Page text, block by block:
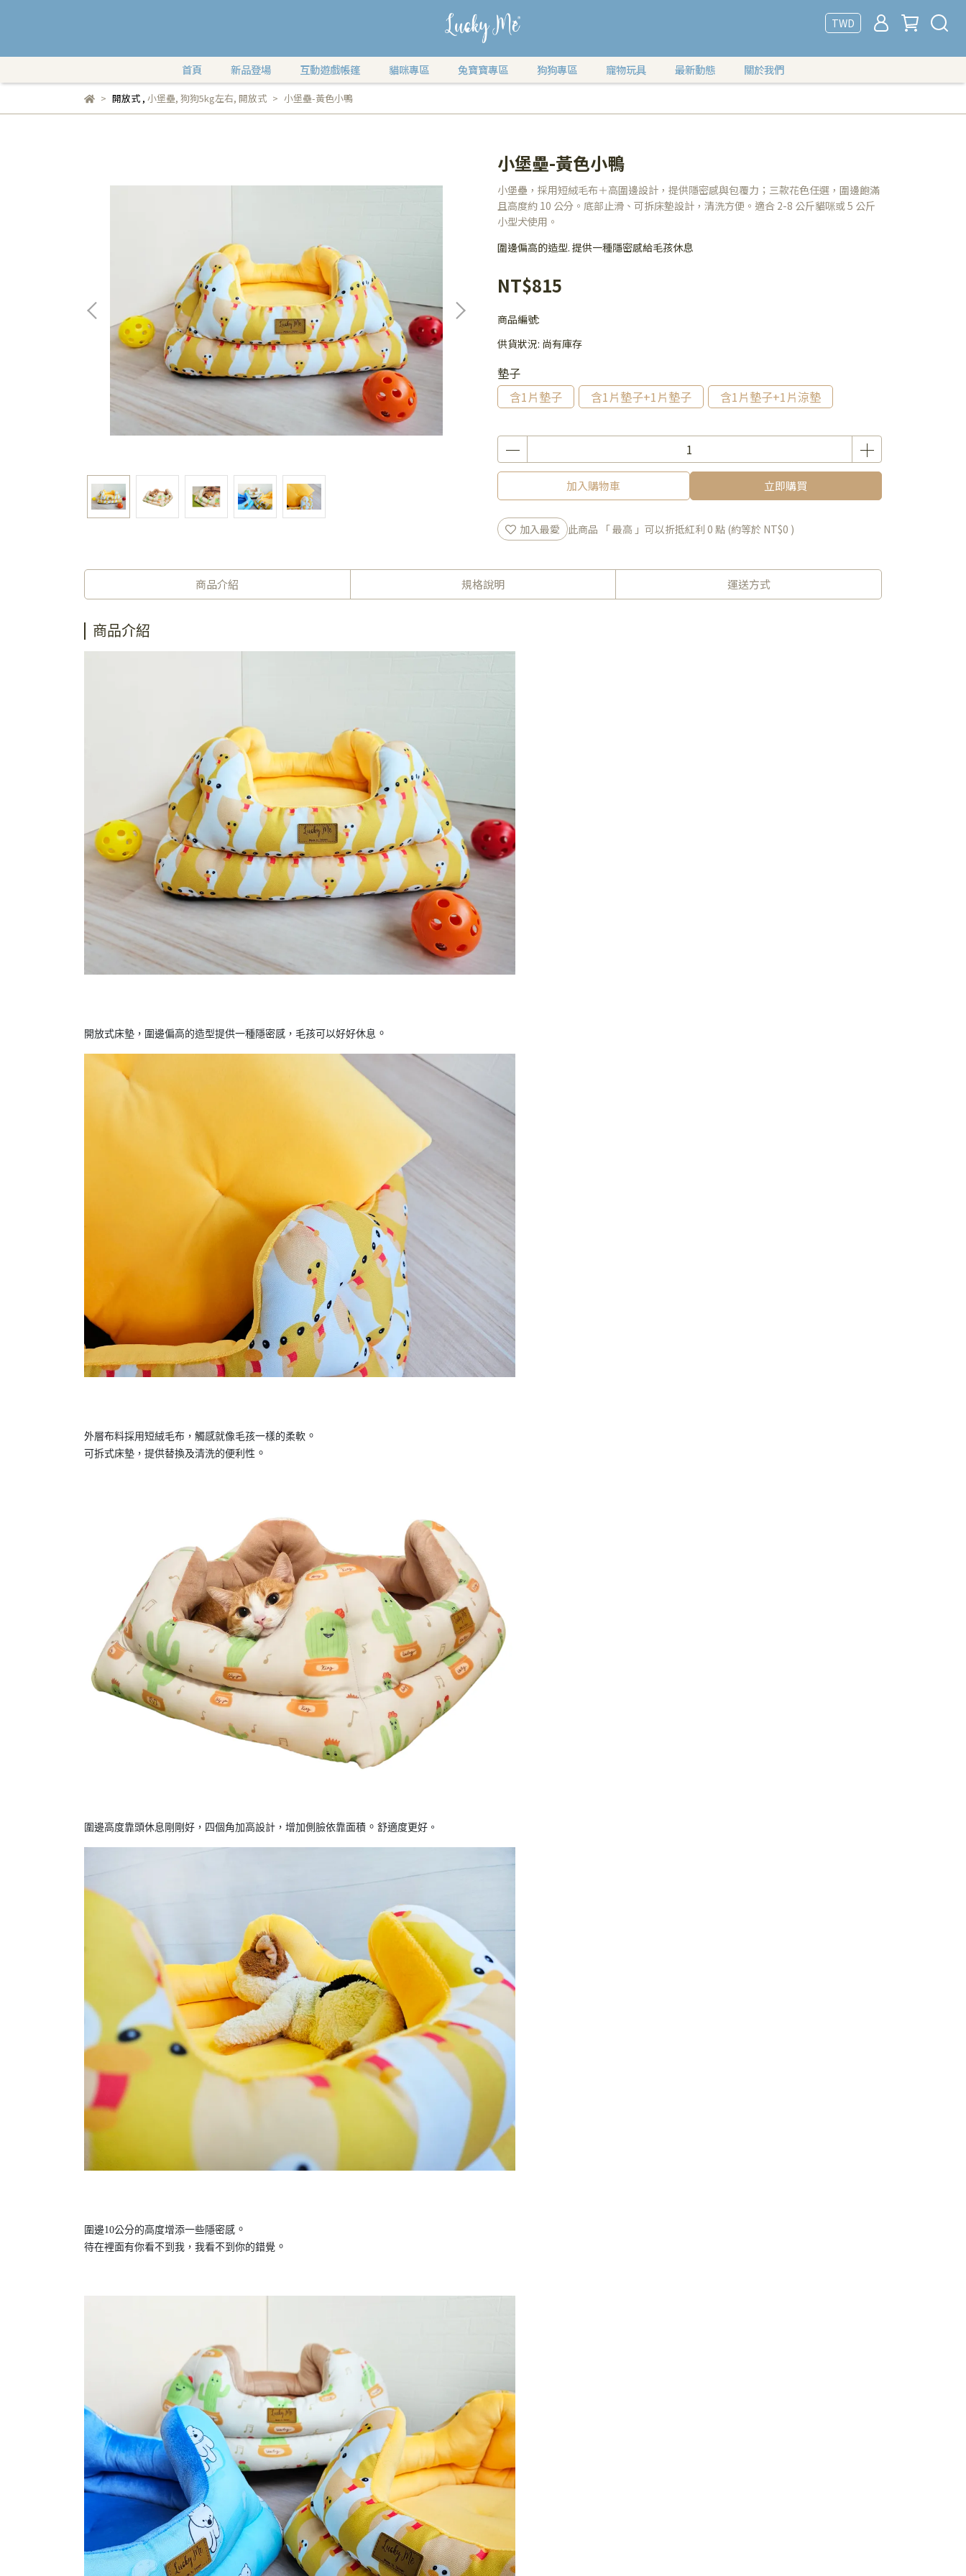
TWD
首頁 新品登場 互動遊戲帳篷 貓咪專區 兔寶寶專區 狗狗專區 寵物玩具 最新動態 關於我們
開放式, 小堡壘, 狗狗5kg左右, 開放式 小堡壘-黃色小鴨
小堡壘-黃色小鴨
小堡壘，採用短絨毛布＋高圍邊設計，提供隱密感與包覆力；三款花色任選，圍邊飽滿
且高度約 10 公分。底部止滑、可拆床墊設計，清洗方便。適合 2-8 公斤貓咪或 5 公斤
小型犬使用。
圍邊偏高的造型. 提供一種隱密感給毛孩休息
NT$815
商品編號:
供貨狀況: 尚有庫存
墊子
含1片墊子
含1片墊子+1片墊子 含1片墊子+1片涼墊
加入購物車 立即購買
加入最愛 此商品 「 最高 」可以折抵紅利 0 點 (約等於 NT$0 )
商品介紹 規格說明 運送方式
商品介紹
開放式床墊，圍邊偏高的造型提供一種隱密感，毛孩可以好好休息 。
外層布料採用短絨毛布，觸感就像毛孩一樣的柔軟 。
可拆式床墊，提供替換及清洗的便利性 。
圍邊高度靠頭休息剛剛好，四個角加高設計，增加側臉依靠面積 。 舒適度更好。
圍邊10公分的高度增添一些隱密感 。
待在裡面有你看不到我，我看不到你的錯覺 。